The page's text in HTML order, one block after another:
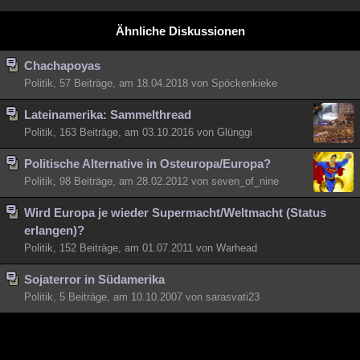
Lesenswert Schlüsselwörter
Ähnliche Diskussionen
Chachapoyas
Politik, 57 Beiträge, am 18.04.2018 von Spöckenkieke
Lateinamerika: Sammelthread
Politik, 163 Beiträge, am 03.10.2016 von Glünggi
Politische Alternative in Osteuropa/Europa?
Politik, 98 Beiträge, am 28.02.2012 von seven_of_nine
Wird Europa je wieder Supermacht/Weltmacht (Status
erlangen)?
Politik, 152 Beiträge, am 01.07.2011 von Warhead
Sojaterror in Südamerika
Politik, 5 Beiträge, am 10.10.2007 von sarasvati23